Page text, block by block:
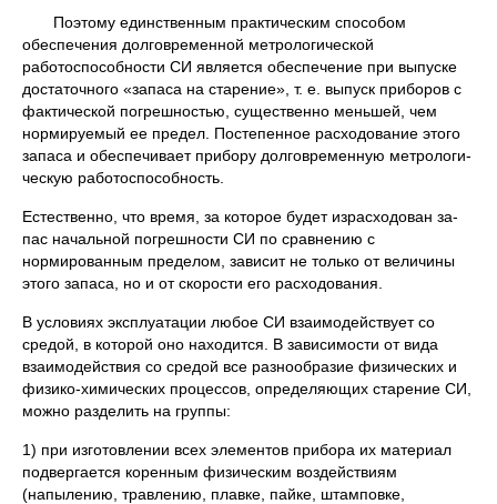
Поэтому единственным практическим способом
обеспечения долговременной метрологической
работоспособности СИ является обеспечение при выпуске
достаточного «запаса на старение», т. е. выпуск приборов с
фактической погрешностью, существенно меньшей, чем
нормируемый ее предел. Постепенное расходование этого
запаса и обеспечивает прибору долговременную метрологи­
ческую работоспособность.
Естественно, что время, за которое будет израсходован за­
пас начальной погрешности СИ по сравнению с
нормированным пределом, зависит не только от величины
этого запаса, но и от скорости его расходования.
В условиях эксплуатации любое СИ взаимо­действует со
средой, в которой оно находится. В зависимости от вида
взаимодействия со средой все разнообразие физических и
физико-химических процессов, определяющих старение СИ,
мож­но разделить на группы:
1) при изготовлении всех элементов прибора их материал
подвергается коренным физическим воздействиям
(напылению, травлению, плавке, пайке, штамповке,